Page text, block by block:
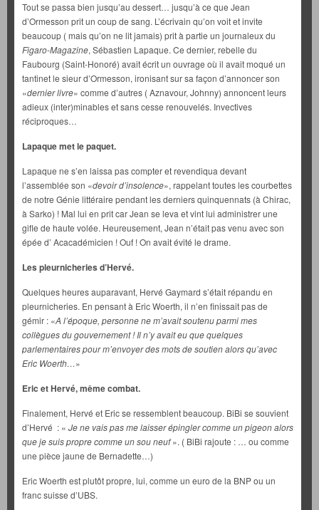
Tout se passa bien jusqu’au dessert… jusqu’à ce que Jean
d’Ormesson prit un coup de sang. L’écrivain qu’on voit et invite
beaucoup ( mais qu’on ne lit jamais) prit à partie un journaleux du
Figaro-Magazine, Sébastien Lapaque. Ce dernier, rebelle du
Faubourg (Saint-Honoré) avait écrit un ouvrage où il avait moqué un
tantinet le sieur d’Ormesson, ironisant sur sa façon d’annoncer son
«dernier livre» comme d’autres ( Aznavour, Johnny) annoncent leurs
adieux (inter)minables et sans cesse renouvelés. Invectives
réciproques…
Lapaque met le paquet.
Lapaque ne s’en laissa pas compter et revendiqua devant
l’assemblée son «devoir d’insolence», rappelant toutes les courbettes
de notre Génie littéraire pendant les derniers quinquennats (à Chirac,
à Sarko) ! Mal lui en prit car Jean se leva et vint lui administrer une
gifle de haute volée. Heureusement, Jean n’était pas venu avec son
épée d’ Acacadémicien ! Ouf ! On avait évité le drame.
Les pleurnicheries d’Hervé.
Quelques heures auparavant, Hervé Gaymard s’était répandu en
pleurnicheries. En pensant à Eric Woerth, il n’en finissait pas de
gémir : «A l’époque, personne ne m’avait soutenu parmi mes
collègues du gouvernement ! Il n’y avait eu que quelques
parlementaires pour m’envoyer des mots de soutien alors qu’avec
Eric Woerth…»
Eric et Hervé, même combat.
Finalement, Hervé et Eric se ressemblent beaucoup. BiBi se souvient
d’Hervé : « Je ne vais pas me laisser épingler comme un pigeon alors
que je suis propre comme un sou neuf». ( BiBi rajoute : … ou comme
une pièce jaune de Bernadette…)
Eric Woerth est plutôt propre, lui, comme un euro de la BNP ou un
franc suisse d’UBS.